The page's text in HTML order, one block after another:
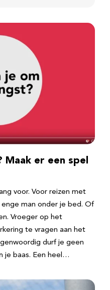
Maak er een spel
voor. Voor reizen met
man onder je bed. Of
Vroeger op het
te vragen aan het
durf je geen
je baas. Een heel…